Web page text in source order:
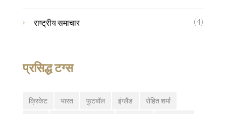
राष्ट्रीय समाचार (4)
प्रसिद्ध टग्स
क्रिकेट भारत फुटबॉल इंग्लैंड रोहित शर्मा